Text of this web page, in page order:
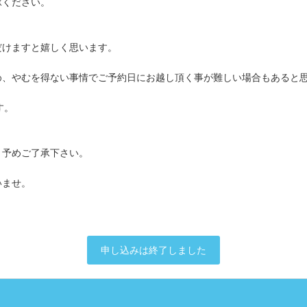
ますと嬉しく思います。
やむを得ない事情でご予約日にお越し頂く事が難しい場合もあると思
めご了承下さい。
せ。
申し込みは終了しました